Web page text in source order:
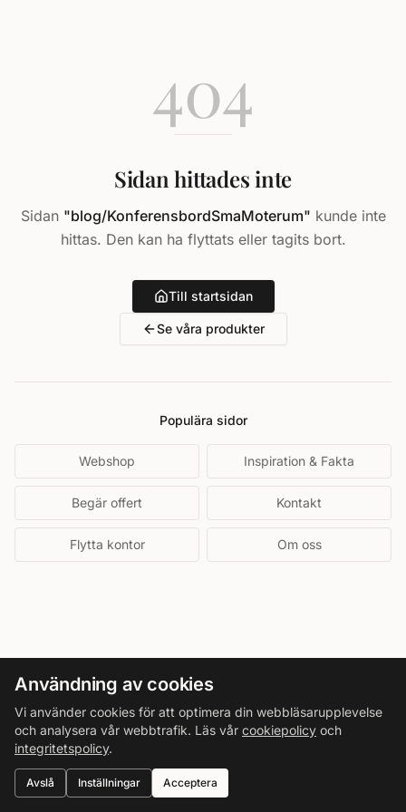
404
Sidan hittades inte
Sidan "blog/KonferensbordSmaMoterum" kunde inte
hittas. Den kan ha flyttats eller tagits bort.
Till startsidan
Se våra produkter
Populära sidor
Webshop Inspiration & Fakta
Begär offert Kontakt
Flytta kontor Om oss
Användning av cookies
Vi använder cookies för att optimera din webbläsarupplevelse
och analysera vår webbtrafik. Läs vår cookiepolicy och
integritetspolicy.
Avslå Inställningar Acceptera